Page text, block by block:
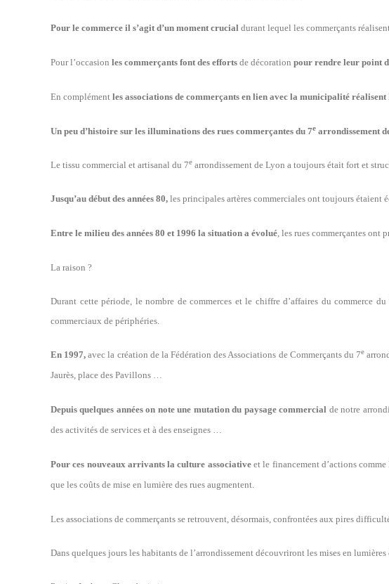
Pour le commerce il s’agit d’un moment crucial durant lequel les commerçants
Pour l’occasion les commerçants font des efforts de décoration pour rendre leur point
En complément les associations de commerçants en lien avec la municipalité
Un peu d’histoire sur les illuminations des rues commerçantes du 7e arrondissement
Le tissu commercial et artisanal du 7e arrondissement de Lyon a toujours était fort et
Jusqu’au début des années 80, les principales artères commerciales ont toujours étaient
Entre le milieu des années 80 et 1996 la situation a évolué, les rues commerçantes ont
La raison ?
Durant cette période, le nombre de commerces et le chiffre d’affaires du commerce du
commerciaux de périphéries.
En 1997, avec la création de la Fédération des Associations de Commerçants du 7e
Jaurès, place des Pavillons …
Depuis quelques années on note une mutation du paysage commercial de notre
des activités de services et à des enseignes …
Pour ces nouveaux arrivants la culture associativeet le financement d’actions
que les coûts de mise en lumière des rues augmentent.
Les associations de commerçants se retrouvent, désormais, confrontées aux pires
Dans quelques jours les habitants de l’arrondissement découvriront les mises en